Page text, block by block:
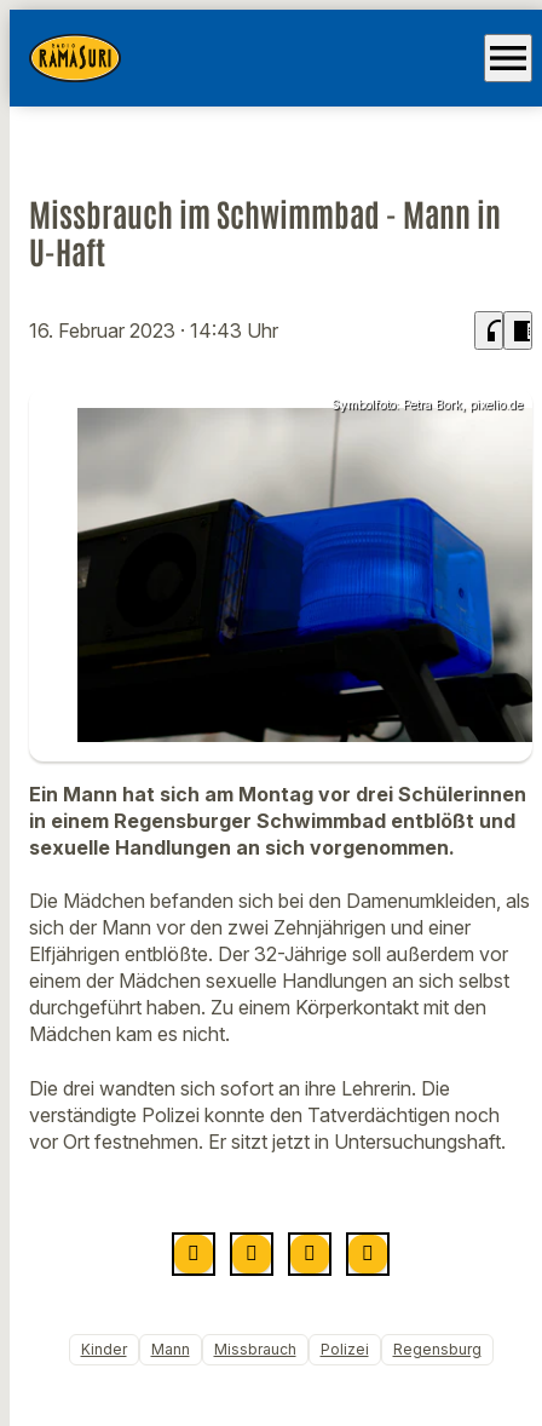
menu
Missbrauch im Schwimmbad - Mann in
U-Haft
16. Februar 2023 · 14:43 Uhr headphones chrome_reader_mode
Symbolfoto: Petra Bork, pixelio.de
Ein Mann hat sich am Montag vor drei Schülerinnen
in einem Regensburger Schwimmbad entblößt und
sexuelle Handlungen an sich vorgenommen.
Die Mädchen befanden sich bei den Damenumkleiden, als
sich der Mann vor den zwei Zehnjährigen und einer
Elfjährigen entblößte. Der 32-Jährige soll außerdem vor
einem der Mädchen sexuelle Handlungen an sich selbst
durchgeführt haben. Zu einem Körperkontakt mit den
Mädchen kam es nicht.
Die drei wandten sich sofort an ihre Lehrerin. Die
verständigte Polizei konnte den Tatverdächtigen noch
vor Ort festnehmen. Er sitzt jetzt in Untersuchungshaft.
Kinder Mann Missbrauch Polizei Regensburg